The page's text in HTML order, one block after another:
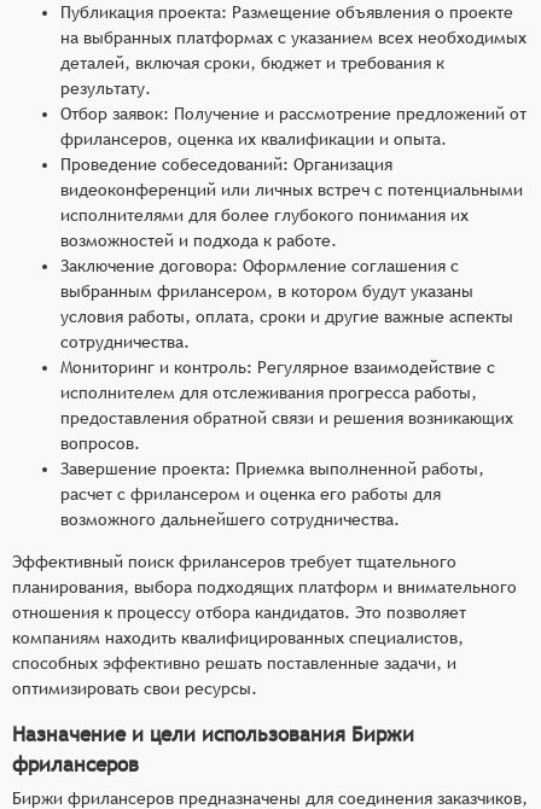
процесса оплаты услуг фрилансеров, что
обеспечивает удобство и безопасность
транзакций.
Эти функции делают биржи фрилансеров
незаменимым инструментом для эффективного
сотрудничества с внештатными специалистами,
способствуя сокращению времени на поиск
подходящих исполнителей, улучшению качества
работы и оптимизации процессов управления
проектами.
Публикация проекта: Размещение объявления о проекте
на выбранных платформах с указанием всех необходимых
деталей, включая сроки, бюджет и требования к
результату.
Отбор заявок: Получение и рассмотрение предложений от
фрилансеров, оценка их квалификации и опыта.
Проведение собеседований: Организация
видеоконференций или личных встреч с потенциальными
исполнителями для более глубокого понимания их
возможностей и подхода к работе.
Заключение договора: Оформление соглашения с
выбранным фрилансером, в котором будут указаны
условия работы, оплата, сроки и другие важные аспекты
сотрудничества.
Мониторинг и контроль: Регулярное взаимодействие с
исполнителем для отслеживания прогресса работы,
предоставления обратной связи и решения возникающих
вопросов.
Завершение проекта: Приемка выполненной работы,
расчет с фрилансером и оценка его работы для
возможного дальнейшего сотрудничества.
Эффективный поиск фрилансеров требует тщательного
планирования, выбора подходящих платформ и внимательного
отношения к процессу отбора кандидатов. Это позволяет
компаниям находить квалифицированных специалистов,
способных эффективно решать поставленные задачи, и
оптимизировать свои ресурсы.
Назначение и цели использования Биржи
фрилансеров
Биржи фрилансеров предназначены для соединения заказчиков,